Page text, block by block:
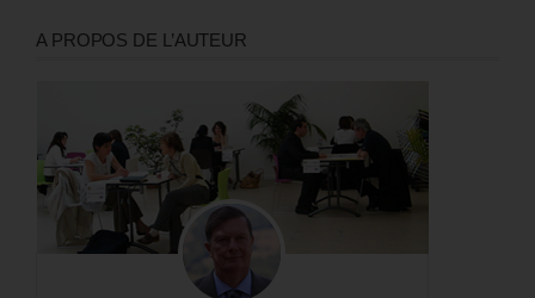
A PROPOS DE L’AUTEUR